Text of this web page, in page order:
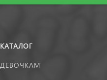
КАТАЛОГ
ДЕВОЧКАМ